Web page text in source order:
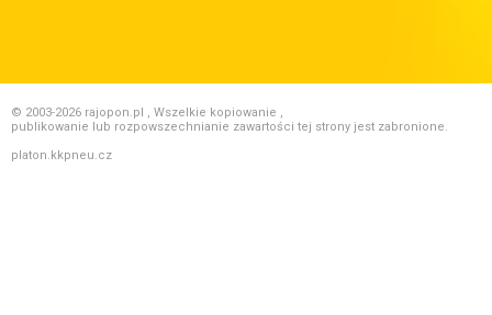
© 2003-2026 rajopon.pl , Wszelkie kopiowanie ,
publikowanie lub rozpowszechnianie zawartości tej strony jest zabronione.
platon.kkpneu.cz